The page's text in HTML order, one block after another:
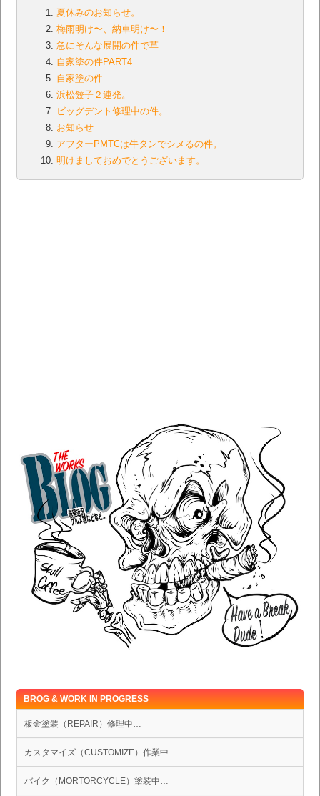
夏休みのお知らせ。
梅雨明け〜、納車明け〜！
急にそんな展開の件で草
自家塗の件PART4
自家塗の件
浜松餃子２連発。
ビッグデント修理中の件。
お知らせ
アフターPMTCは牛タンでシメるの件。
明けましておめでとうございます。
BROG & WORK IN PROGRESS
板金塗装（REPAIR）修理中…
カスタマイズ（CUSTOMIZE）作業中…
バイク（MORTORCYCLE）塗装中…